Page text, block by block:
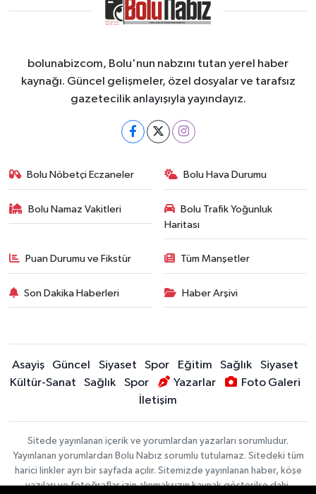
bolunabizcom, Bolu'nun nabzını tutan yerel haber
kaynağı. Güncel gelişmeler, özel dosyalar ve tarafsız
gazetecilik anlayışıyla yayındayız.
Bolu Nöbetçi Eczaneler Bolu Hava Durumu
Bolu Namaz Vakitleri
Bolu Trafik Yoğunluk
Haritası
Puan Durumu ve Fikstür Tüm Manşetler
Son Dakika Haberleri Haber Arşivi
Asayiş Güncel Siyaset Spor Eğitim Sağlık
Siyaset
Kültür-Sanat
Sağlık Spor Yazarlar
Foto Galeri
İletişim
Sitede yayınlanan içerik ve yorumlardan yazarları sorumludur.
Yayınlanan yorumlardan Bolu Nabız sorumlu tutulamaz. Sitedeki tüm
harici linkler ayrı bir sayfada açılır. Sitemizde yayınlanan haber, köşe
yazıları ve fotoğraflar izin alınmaksızın kaynak gösterilse dahi,